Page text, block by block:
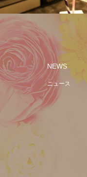
NEWS
ニュース